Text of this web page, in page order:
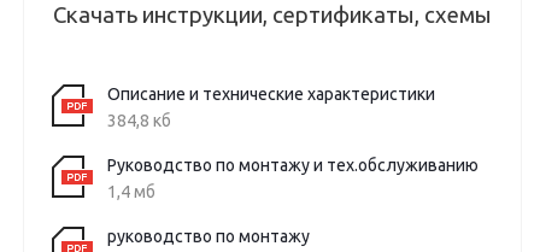
Скачать инструкции, сертификаты, схемы
Описание и технические характеристики
384,8 кб
Руководство по монтажу и тех.обслуживанию
1,4 мб
руководство по монтажу